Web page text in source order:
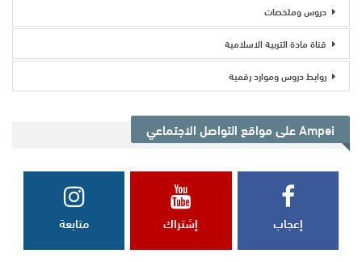
دروس وملخصات
قناة مادة التربية الاسلامية
روابط دروس وموارد رقمية
Ampei على مواقع التواصل الاجتماعي
إعجاب إشتراك متابعة